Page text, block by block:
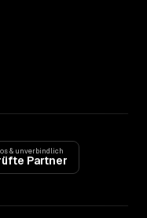
& unverbindlich
Partner